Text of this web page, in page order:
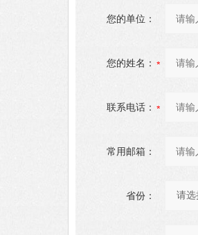
您的单位：
您的姓名：
联系电话：
常用邮箱：
省份：